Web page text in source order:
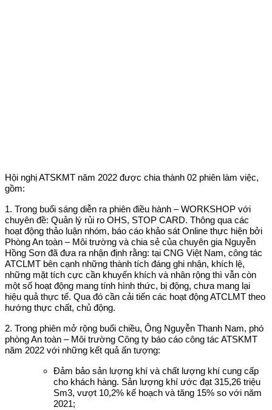
Hội nghị ATSKMT năm 2022 được chia thành 02 phiên làm việc,
gồm:
1. Trong buổi sáng diễn ra phiên điều hành – WORKSHOP với
chuyên đề: Quản lý rủi ro OHS, STOP CARD. Thông qua các
hoạt động thảo luận nhóm, báo cáo khảo sát Online thực hiện bởi
Phòng An toàn – Môi trường và chia sẻ của chuyên gia Nguyễn
Hồng Sơn đã đưa ra nhận định rằng: tại CNG Việt Nam, công tác
ATCLMT bên cạnh những thành tích đáng ghi nhận, khích lệ,
những mặt tích cực cần khuyến khích và nhân rộng thì vẫn còn
một số hoạt động mang tính hình thức, bị động, chưa mang lại
hiệu quả thực tế. Qua đó cần cải tiến các hoạt động ATCLMT theo
hướng thực chất, chủ động.
2. Trong phiên mở rộng buổi chiều, Ông Nguyễn Thanh Nam, phó
phòng An toàn – Môi trường Công ty báo cáo công tác ATSKMT
năm 2022 với những kết quả ấn tượng:
Đảm bảo sản lượng khí và chất lượng khí cung cấp
cho khách hàng. Sản lượng khí ước đạt 315,26 triệu
Sm3, vượt 10,2% kế hoạch và tăng 15% so với năm
2021;